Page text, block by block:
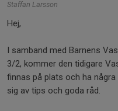
Staffan Larsson
Hej,
I samband med Barnens
3/2, kommer den tidigare
finnas på plats och ha
sig av tips och goda råd.